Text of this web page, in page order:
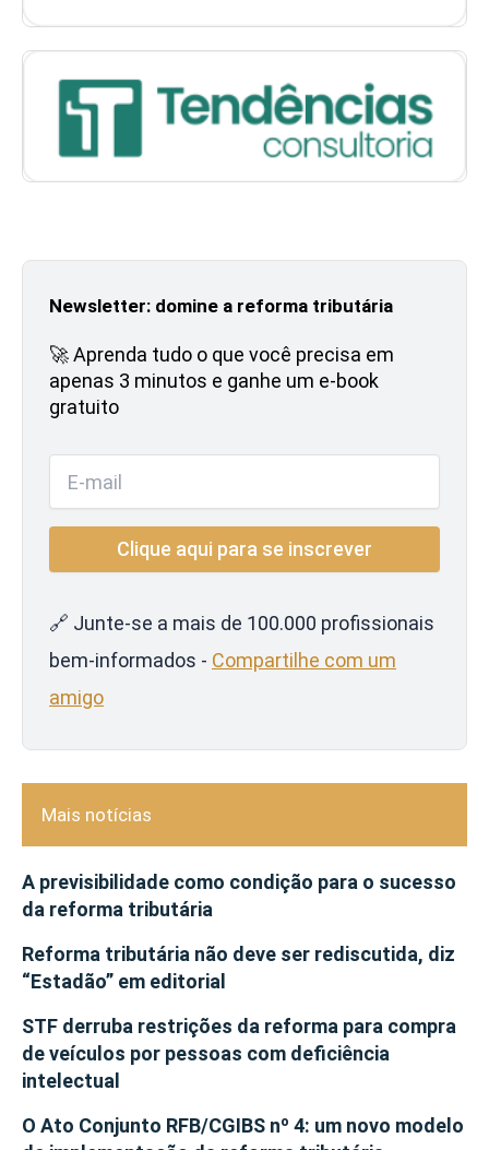
Newsletter: domine a reforma tributária
🚀 Aprenda tudo o que você precisa em
apenas 3 minutos e ganhe um e-book
gratuito
🔗 Junte-se a mais de 100.000 profissionais
bem-informados - Compartilhe com um
amigo
Mais notícias
A previsibilidade como condição para o sucesso
da reforma tributária
Reforma tributária não deve ser rediscutida, diz
“Estadão” em editorial
STF derruba restrições da reforma para compra
de veículos por pessoas com deficiência
intelectual
O Ato Conjunto RFB/CGIBS nº 4: um novo modelo